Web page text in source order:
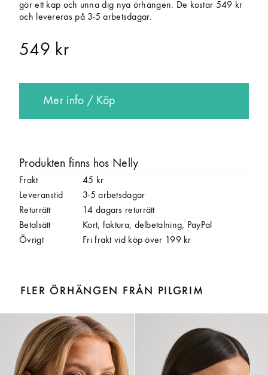
gör ett kap och unna dig nya örhängen. De kostar 549 kr
och levereras på 3-5 arbetsdagar.
549 kr
Mer info / Köp
Produkten finns hos Nelly
Frakt
45 kr
Leveranstid
3-5 arbetsdagar
Returrätt
14 dagars returrätt
Betalsätt
Kort, faktura, delbetalning, PayPal
Övrigt
Fri frakt vid köp över 199 kr
FLER ÖRHÄNGEN FRÅN PILGRIM